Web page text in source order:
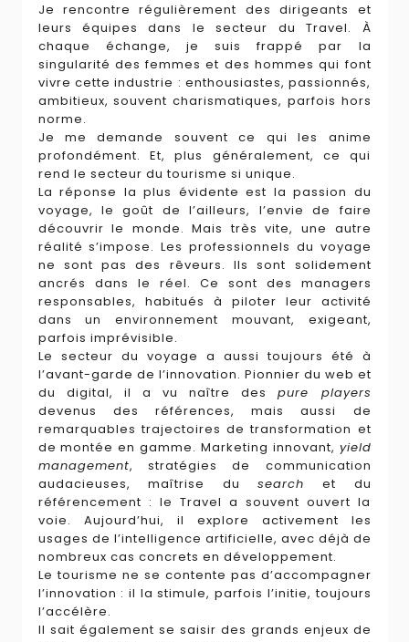
Je rencontre régulièrement des dirigeants et
leurs équipes dans le secteur du Travel. À
chaque échange, je suis frappé par la
singularité des femmes et des hommes qui font
vivre cette industrie : enthousiastes, passionnés,
ambitieux, souvent charismatiques, parfois hors
norme.
Je me demande souvent ce qui les anime
profondément. Et, plus généralement, ce qui
rend le secteur du tourisme si unique.
La réponse la plus évidente est la passion du
voyage, le goût de l’ailleurs, l’envie de faire
découvrir le monde. Mais très vite, une autre
réalité s’impose. Les professionnels du voyage
ne sont pas des rêveurs. Ils sont solidement
ancrés dans le réel. Ce sont des managers
responsables, habitués à piloter leur activité
dans un environnement mouvant, exigeant,
parfois imprévisible.
Le secteur du voyage a aussi toujours été à
l’avant-garde de l’innovation. Pionnier du web et
du digital, il a vu naître despure players
devenus des références, mais aussi de
remarquables trajectoires de transformation et
de montée en gamme. Marketing innovant, yield
management, stratégies de communication
audacieuses, maîtrise dusearch et du
référencement : le Travel a souvent ouvert la
voie. Aujourd’hui, il explore activement les
usages de l’intelligence artificielle, avec déjà de
nombreux cas concrets en développement.
Le tourisme ne se contente pas d’accompagner
l’innovation : il la stimule, parfois l’initie, toujours
l’accélère.
Il sait également se saisir des grands enjeux de